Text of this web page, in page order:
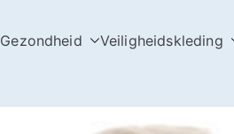
Gezondheid Veiligheidskleding